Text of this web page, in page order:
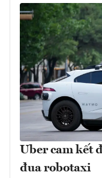
Uber cam kết
đua robotaxi